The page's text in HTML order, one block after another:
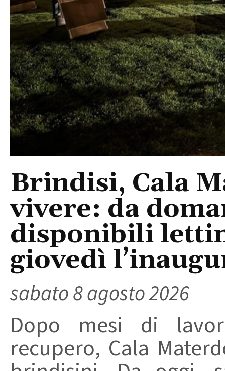
Brindisi, Cala
vivere: da
disponibili
giovedì
sabato 8 agosto 2026
Dopo mesi di
recupero, Cala